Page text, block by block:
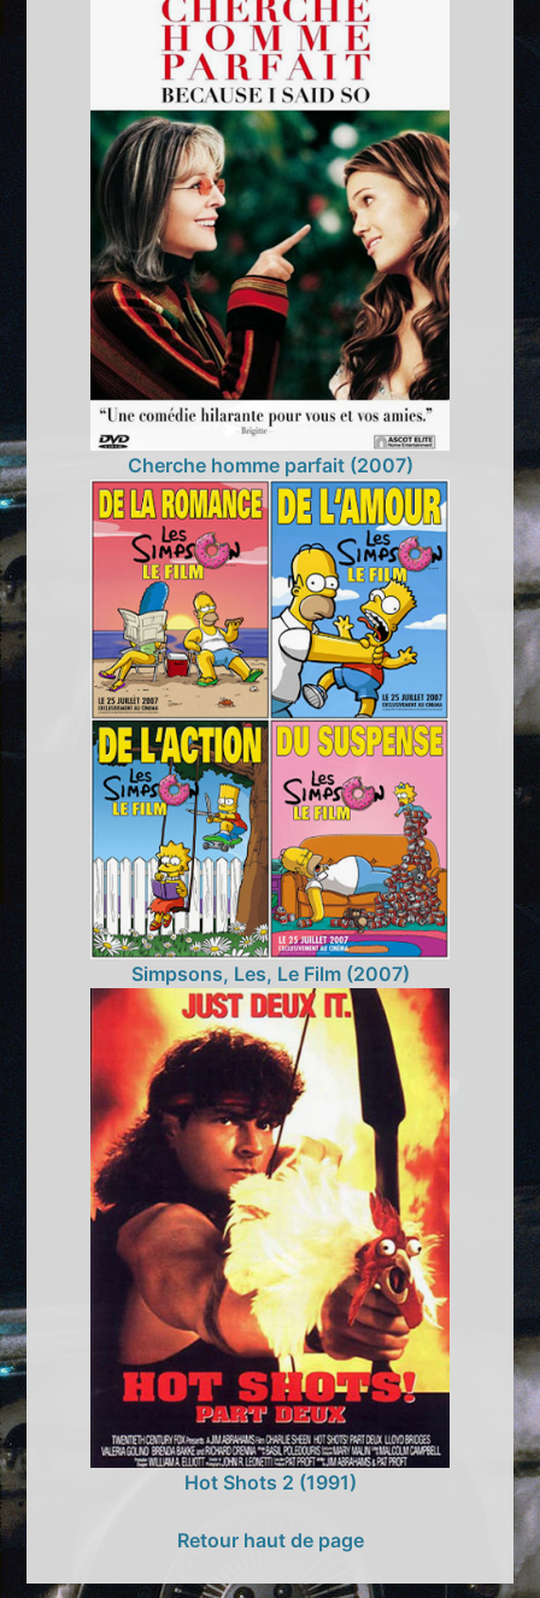
Cherche homme parfait (2007)
Simpsons, Les, Le Film (2007)
Hot Shots 2 (1991)
Retour haut de page